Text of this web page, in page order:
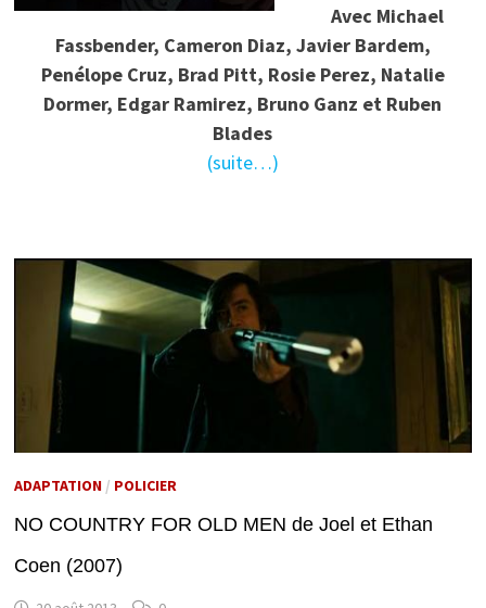
Avec Michael
Fassbender, Cameron Diaz, Javier Bardem,
Penélope Cruz, Brad Pitt, Rosie Perez, Natalie
Dormer, Edgar Ramirez, Bruno Ganz et Ruben
Blades
(suite…)
ADAPTATION/ POLICIER
NO COUNTRY FOR OLD MEN de Joel et Ethan
Coen (2007)